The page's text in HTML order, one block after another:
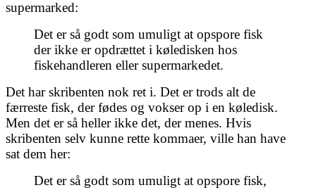
supermarked:
Det er så godt som umuligt at opspore fisk
der ikke er opdrættet i køledisken hos
fiskehandleren eller supermarkedet.
Det har skribenten nok ret i. Det er trods alt de
færreste fisk, der fødes og vokser op i en køledisk.
Men det er så heller ikke det, der menes. Hvis
skribenten selv kunne rette kommaer, ville han have
sat dem her:
Det er så godt som umuligt at opspore fisk,